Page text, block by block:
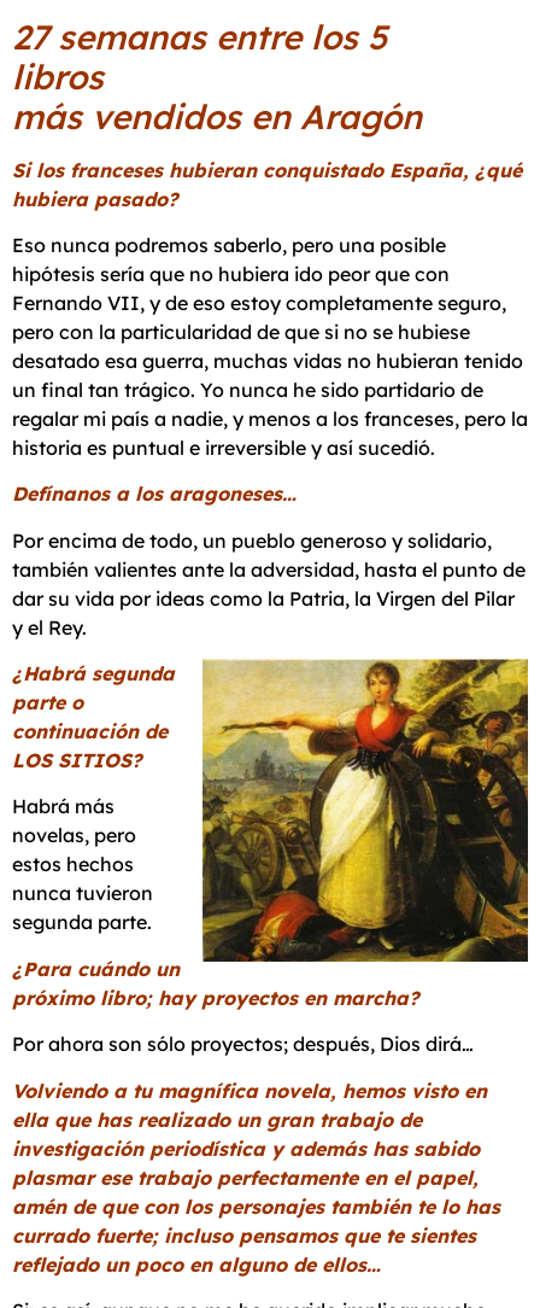
27 semanas entre los 5
más vendidos en Aragón
Si los franceses hubieran conquistado España, ¿qué
hubiera pasado?
Eso nunca podremos saberlo, pero una posible
hipótesis sería que no hubiera ido peor que con
Fernando VII, y de eso estoy completamente seguro,
pero con la particularidad de que si no se hubiese
desatado esa guerra, muchas vidas no hubieran tenido
un final tan trágico. Yo nunca he sido partidario de
regalar mi país a nadie, y menos a los franceses, pero la
historia es puntual e irreversible y así sucedió.
Defínanos a los aragoneses…
Por encima de todo, un pueblo generoso y solidario,
también valientes ante la adversidad, hasta el punto de
dar su vida por ideas como la Patria, la Virgen del Pilar
y el Rey.
¿Habrá segunda
parte o
continuación de
LOS SITIOS?
Habrá más
novelas, pero
estos hechos
nunca tuvieron
segunda parte.
¿Para cuándo un
próximo libro; hay proyectos en marcha?
Por ahora son sólo proyectos; después, Dios dirá…
Volviendo a tu magnífica novela, hemos visto en
ella que has realizado un gran trabajo de
investigación periodística y además has sabido
plasmar ese trabajo perfectamente en el papel,
amén de que con los personajes también te lo has
currado fuerte; incluso pensamos que te sientes
reflejado un poco en alguno de ellos…